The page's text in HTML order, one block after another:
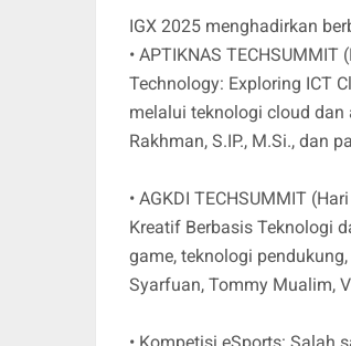
IGX 2025 menghadirkan
• APTIKNAS
Technology: Exploring ICT
melalui teknologi cloud dan
Rakhman, S.IP., M.Si., dan
• AGKDI TECHSUMMIT
Kreatif Berbasis Teknologi
game, teknologi
Syarfuan, Tommy Mualim,